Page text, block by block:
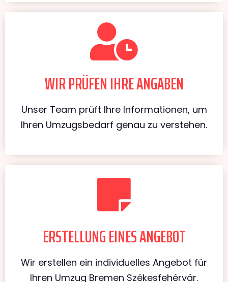
WIR PRÜFEN IHRE ANGABEN
Unser Team prüft Ihre Informationen, um
Ihren Umzugsbedarf genau zu verstehen.
ERSTELLUNG EINES ANGEBOT
Wir erstellen ein individuelles Angebot für
Ihren Umzug Bremen Székesfehérvár.